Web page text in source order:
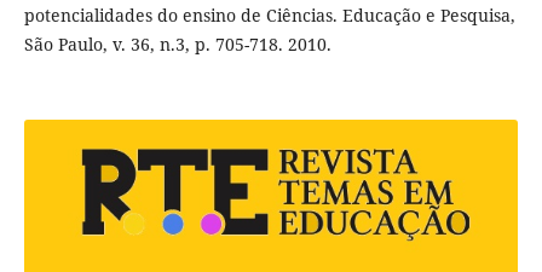
potencialidades do ensino de Ciências. Educação e Pesquisa,
São Paulo, v. 36, n.3, p. 705-718. 2010.